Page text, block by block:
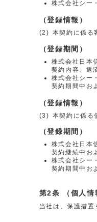
株式会社シー
（登録情報）
(2) 本契約に係る
（登録期間）
株式会社日本
契約内容、返
株式会社シー
契約期間中お
（登録情報）
(3) 本契約に係る
（登録期間）
株式会社日本
契約継続中お
株式会社シー
契約期間中お
（個人
当社は、保護措